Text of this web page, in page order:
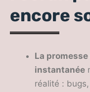
encore
La
instantanée
réalité :